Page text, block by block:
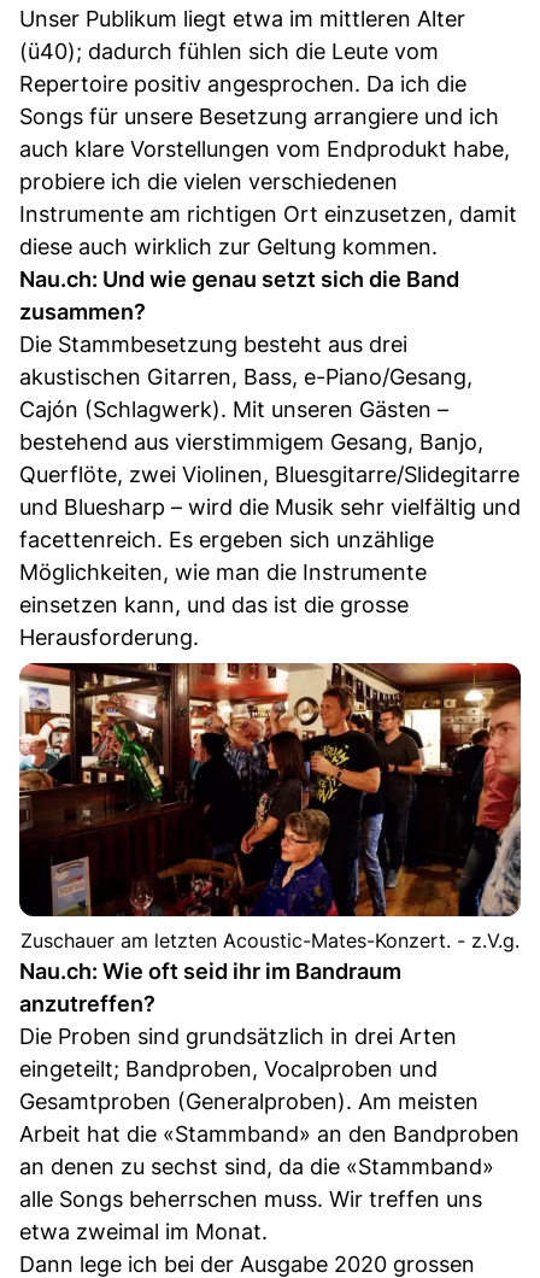
Unser Publikum liegt etwa im mittleren Alter
(ü40); dadurch fühlen sich die Leute vom
Repertoire positiv angesprochen. Da ich die
Songs für unsere Besetzung arrangiere und ich
auch klare Vorstellungen vom Endprodukt habe,
probiere ich die vielen verschiedenen
Instrumente am richtigen Ort einzusetzen, damit
diese auch wirklich zur Geltung kommen.
Nau.ch: Und wie genau setzt sich die Band
zusammen?
Die Stammbesetzung besteht aus drei
akustischen Gitarren, Bass, e-Piano/Gesang,
Cajón (Schlagwerk). Mit unseren Gästen –
bestehend aus vierstimmigem Gesang, Banjo,
Querflöte, zwei Violinen, Bluesgitarre/Slidegitarre
und Bluesharp – wird die Musik sehr vielfältig und
facettenreich. Es ergeben sich unzählige
Möglichkeiten, wie man die Instrumente
einsetzen kann, und das ist die grosse
Herausforderung.
Zuschauer am letzten Acoustic-Mates-Konzert. - z.V.g.
Nau.ch: Wie oft seid ihr im Bandraum
anzutreffen?
Die Proben sind grundsätzlich in drei Arten
eingeteilt; Bandproben, Vocalproben und
Gesamtproben (Generalproben). Am meisten
Arbeit hat die «Stammband» an den Bandproben
an denen zu sechst sind, da die «Stammband»
alle Songs beherrschen muss. Wir treffen uns
etwa zweimal im Monat.
Dann lege ich bei der Ausgabe 2020 grossen